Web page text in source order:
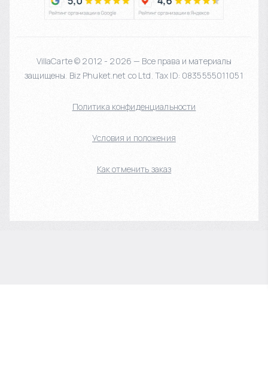
VillaCarte © 2012 - 2026 — Все права и материалы
защищены. Biz Phuket.net co Ltd. Tax ID: 0835555011051
Политика конфиденциальности
Условия и положения
Как отменить заказ